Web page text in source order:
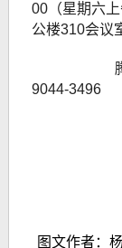
00（星期六
公楼310会议
9044-3496
图文作者：